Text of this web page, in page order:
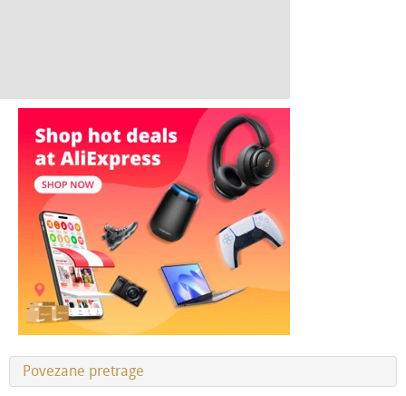
Povezane pretrage